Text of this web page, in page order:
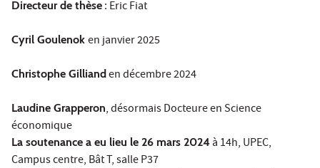
Directeur de thèse : Eric Fiat
Cyril Goulenok en janvier 2025
Christophe Gilliand en décembre 2024
Laudine Grapperon, désormais Docteure en Science
économique
La soutenance a eu lieu le 26 mars 2024à 14h, UPEC,
Campus centre, Bât T, salle P37